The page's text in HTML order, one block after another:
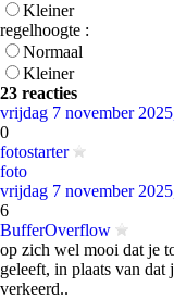
Kleiner
regelhoogte :
Normaal
Kleiner
23 reacties
vrijdag 7 november
0
fotostarter
foto
vrijdag 7 november
6
BufferOverflow
op zich wel mooi dat je
geleeft, in plaats van
verkeerd..